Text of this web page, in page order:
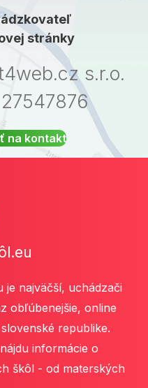
stránky
s.r.o.
na kontakt
je najväčší, uchádzači
obľúbenejšie, online
republike.
informácie o
škôl - od materských